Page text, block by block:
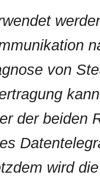
von
der beiden
wird